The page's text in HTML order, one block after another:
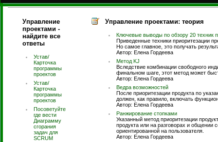
Управление
проектами -
найдите все
ответы
Устав/
Карточка
программы
проектов
Устав/
Карточка
программы
проектов
Посоветуйте
где вести
Диаграмму
сгорания
задач для
SCRUM
Управление проектами: теория
Ключевые выводы по обзору 20 техник
Приведенные техники приоритезации
Но самое главное, это получать
Автор: Елена Гордеева
Метод KJ
Вследствие комбинации свободного
финальном шаге, этот метод может
Автор: Елена Гордеева
Ведра возможностей
После приоритезации продукта по
должен, как правило, включать
Автор: Елена Гордеева
Ранжирование стопками
Указанный метод приоритезации
продукта или на разговорах и общении
ориентированной на пользователя.
Автор: Елена Гордеева